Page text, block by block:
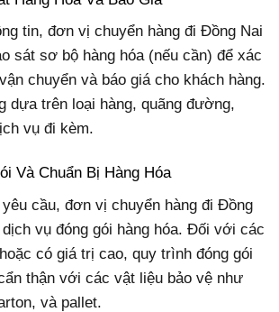
tin, đơn vị chuyển hàng đi Đồng Nai
sát sơ bộ hàng hóa (nếu cần) để xác
chuyển và báo giá cho khách hàng.
dựa trên loại hàng, quãng đường,
vụ đi kèm.
Và Chuẩn Bị Hàng Hóa
cầu, đơn vị chuyển hàng đi Đồng
vụ đóng gói hàng hóa. Đối với các
có giá trị cao, quy trình đóng gói
thận với các vật liệu bảo vệ như
và pallet.